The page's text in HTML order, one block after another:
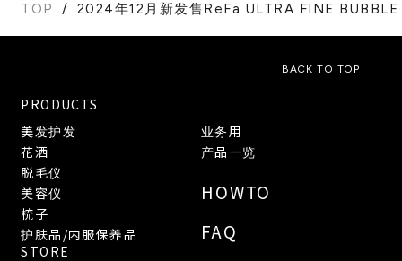
TOP 2024年12月新发售ReFa ULTRA FINE
BACK TO TOP
PRODUCTS
美发护发
花洒
脱毛仪
美容仪
梳子
护肤品/内服保养品
业务用
产品一览
HOWTO
FAQ
STORE